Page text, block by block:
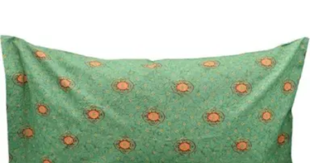
Innovazione
Pionieri dell'Innovazione